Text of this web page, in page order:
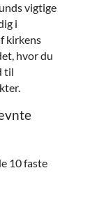
vigtige
i
kirkens
hvor du
til
10 faste